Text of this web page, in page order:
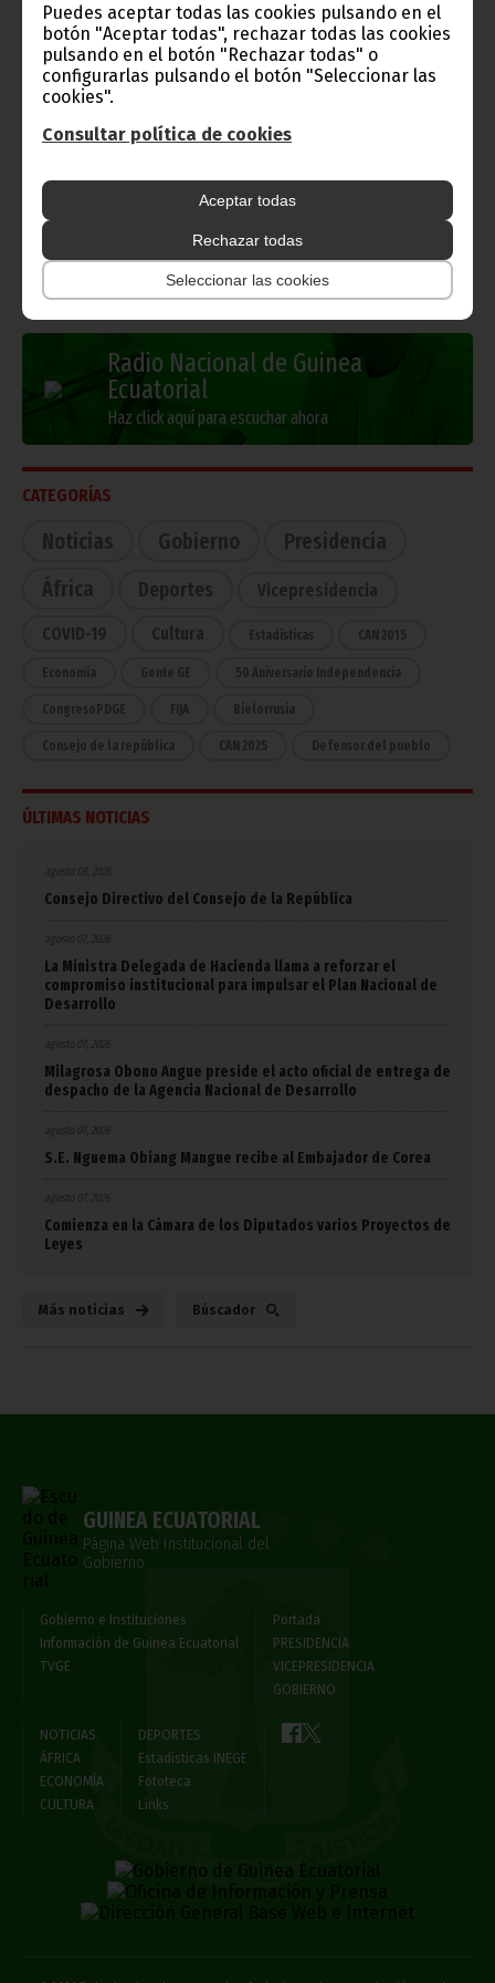
Puedes aceptar todas las cookies pulsando en el
botón "Aceptar todas", rechazar todas las cookies
pulsando en el botón "Rechazar todas" o
configurarlas pulsando el botón "Seleccionar las
cookies".
Consultar política de cookies
Aceptar todas
Rechazar todas
Seleccionar las cookies
Gobierno e Instituciones
Información de Guinea Ecuatorial
Radio Nacional de Guinea
Ecuatorial
Haz click aquí para escuchar ahora
CATEGORÍAS
Noticias Gobierno
Presidencia
África
Deportes Vicepresidencia
COVID-19 Cultura Estadísticas CAN 2015
Economía Gente GE 50 Aniversario Independencia
CongresoPDGE FIJA Bielorrusia
Consejo de la república CAN 2025 Defensor del pueblo
ÚLTIMAS NOTICIAS
agosto 08, 2026
Consejo Directivo del Consejo de la República
agosto 07, 2026
La Ministra Delegada de Hacienda llama a reforzar el
compromiso institucional para impulsar el Plan Nacional de
Desarrollo
agosto 07, 2026
Milagrosa Obono Angue preside el acto oficial de entrega de
despacho de la Agencia Nacional de Desarrollo
agosto 07, 2026
S.E. Nguema Obiang Mangue recibe al Embajador de Corea
agosto 07, 2026
Comienza en la Cámara de los Diputados varios Proyectos de
Leyes
Más noticias Búscador
GUINEA ECUATORIAL
Página Web Institucional del
Gobierno
Gobierno e Instituciones
Información de Guinea Ecuatorial
TVGE
Portada
PRESIDENCIA
VICEPRESIDENCIA
GOBIERNO
NOTICIAS
ÁFRICA
ECONOMÍA
CULTURA
DEPORTES
Estadísticas INEGE
Fototeca
Links